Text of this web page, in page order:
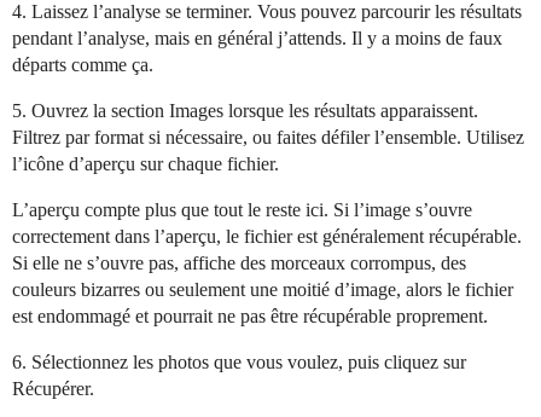
4. Laissez l’analyse se terminer. Vous pouvez parcourir les résultats
pendant l’analyse, mais en général j’attends. Il y a moins de faux
départs comme ça.
5. Ouvrez la section Images lorsque les résultats apparaissent.
Filtrez par format si nécessaire, ou faites défiler l’ensemble. Utilisez
l’icône d’aperçu sur chaque fichier.
L’aperçu compte plus que tout le reste ici. Si l’image s’ouvre
correctement dans l’aperçu, le fichier est généralement récupérable.
Si elle ne s’ouvre pas, affiche des morceaux corrompus, des
couleurs bizarres ou seulement une moitié d’image, alors le fichier
est endommagé et pourrait ne pas être récupérable proprement.
6. Sélectionnez les photos que vous voulez, puis cliquez sur
Récupérer.